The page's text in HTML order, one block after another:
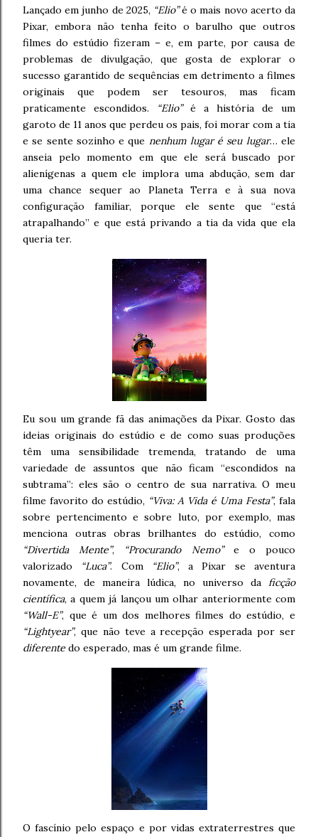
Lançado em junho de 2025, “Elio”é o mais novo acerto da
Pixar, embora não tenha feito o barulho que outros
filmes do estúdio fizeram – e, em parte, por causa de
problemas de divulgação, que gosta de explorar o
sucesso garantido de sequências em detrimento a filmes
originais que podem ser tesouros, mas ficam
praticamente escondidos.
“Elio”é a história de um
garoto de 11 anos que perdeu os pais, foi morar com a tia
e se sente sozinho e que nenhum lugar é seu lugar… ele
anseia pelo momento em que ele será buscado por
alienígenas a quem ele implora uma abdução, sem dar
uma chance sequer ao Planeta Terra e à sua nova
configuração familiar, porque ele sente que “está
atrapalhando” e que está privando a tia da vida que ela
queria ter.
Eu sou um grande fã das animações da Pixar. Gosto das
ideias originais do estúdio e de como suas produções
têm uma sensibilidade tremenda, tratando de uma
variedade de assuntos que não ficam “escondidos na
subtrama”: eles são o centro de sua narrativa. O meu
filme favorito do estúdio, “Viva: A Vida é Uma Festa”, fala
sobre pertencimento e sobre luto, por exemplo, mas
menciona outras obras brilhantes do estúdio, como
“Divertida Mente”, “Procurando Nemo”e o pouco
valorizado “Luca”. Com “Elio”, a Pixar se aventura
novamente, de maneira lúdica, no universo da ficção
científica, a quem já lançou um olhar anteriormente com
“Wall-E”, que é um dos melhores filmes do estúdio, e
“Lightyear”, que não teve a recepção esperada por ser
diferente do esperado, mas é um grande filme.
O fascínio pelo espaço e por vidas extraterrestres que